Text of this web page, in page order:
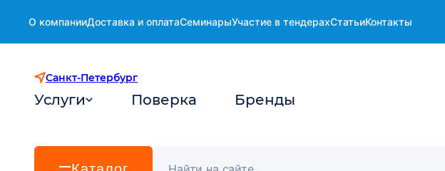
О компанииДоставка и оплатаСеминарыУчастие в тендерахСтатьиКонтакты
Санкт-Петербург
Услуги Поверка Бренды